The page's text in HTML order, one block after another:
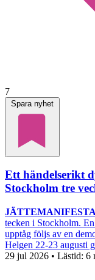
7
Spara nyhet
Ett händelserikt
Stockholm tre
tecken i Stockholm.
upptåg följs av en
Helgen 22-23 augusti
29 jul 2026 • Lästid: 6